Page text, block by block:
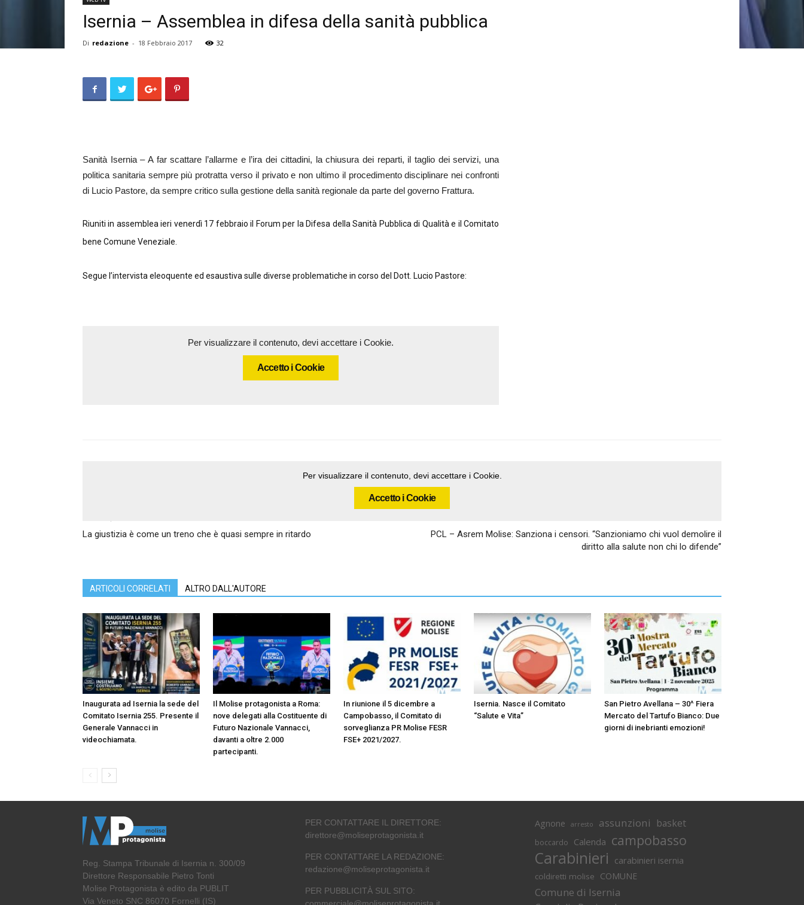
Isernia – Assemblea in difesa della sanità pubblica
Di redazione - 18 Febbraio 2017 32
Sanità Isernia – A far scattare l’allarme e l’ira dei cittadini, la chiusura dei reparti, il taglio dei servizi, una
politica sanitaria sempre più protratta verso il privato e non ultimo il procedimento disciplinare nei confronti
di Lucio Pastore, da sempre critico sulla gestione della sanità regionale da parte del governo Frattura.
Riuniti in assemblea ieri venerdì 17 febbraio il Forum per la Difesa della Sanità Pubblica di Qualità e il Comitato
bene Comune Veneziale.
Segue l’intervista eleoquente ed esaustiva sulle diverse problematiche in corso del Dott. Lucio Pastore:
Per visualizzare il contenuto, devi accettare i Cookie.
Accetto i Cookie
Per visualizzare il contenuto, devi accettare i Cookie.
Accetto i Cookie
La giustizia è come un treno che è quasi sempre in ritardo
PCL – Asrem Molise: Sanziona i censori. “Sanzioniamo chi vuol demolire il
diritto alla salute non chi lo difende”
ARTICOLI CORRELATI ALTRO DALL'AUTORE
Inaugurata ad Isernia la sede del
Comitato Isernia 255. Presente il
Generale Vannacci in
videochiamata.
Il Molise protagonista a Roma:
nove delegati alla Costituente di
Futuro Nazionale Vannacci,
davanti a oltre 2.000
partecipanti.
In riunione il 5 dicembre a
Campobasso, il Comitato di
sorveglianza PR Molise FESR
FSE+ 2021/2027.
Isernia. Nasce il Comitato
“Salute e Vita”
San Pietro Avellana – 30^ Fiera
Mercato del Tartufo Bianco: Due
giorni di inebrianti emozioni!
Reg. Stampa Tribunale di Isernia n. 300/09
Direttore Responsabile Pietro Tonti
Molise Protagonista è edito da PUBLIT
Via Veneto SNC 86070 Fornelli (IS)
PER CONTATTARE IL DIRETTORE:
direttore@moliseprotagonista.it
PER CONTATTARE LA REDAZIONE:
redazione@moliseprotagonista.it
PER PUBBLICITÀ SUL SITO:
Agnone arresto assunzioni basket
boccardo Calenda campobasso
Carabinieri carabinieri isernia
coldiretti molise COMUNE
Comune di Isernia